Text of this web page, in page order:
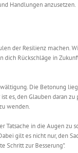
Handlungen anzusetzen.
der Resilienz machen.
dich Rückschläge in
Die Betonung
es, den Glauben daran
wenden.
Tatsache in die Augen
gilt es nicht nur, den
Schritt zur Besserung”.